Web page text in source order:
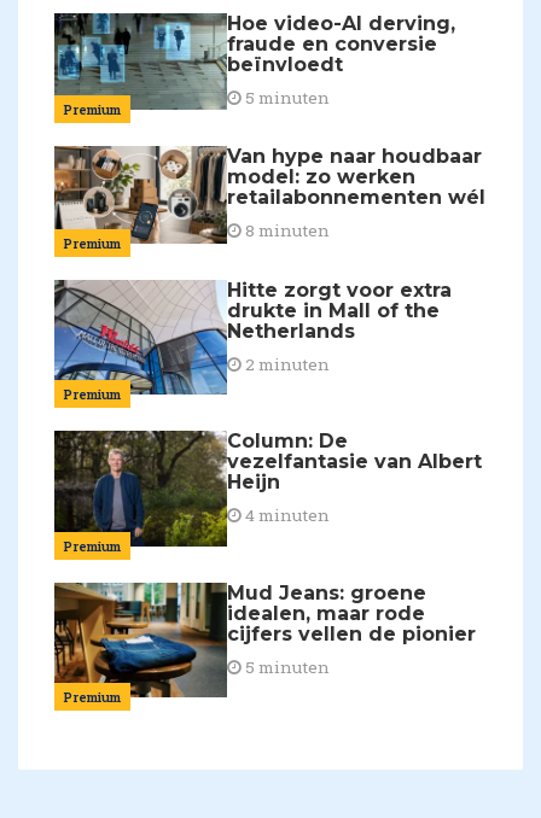
Premium
Hoe video-AI derving,
fraude en conversie
beïnvloedt
5 minuten
Premium
Van hype naar houdbaar
model: zo werken
retailabonnementen wél
8 minuten
Premium
Hitte zorgt voor extra
drukte in Mall of the
Netherlands
2 minuten
Premium
Column: De
vezelfantasie van Albert
Heijn
4 minuten
Premium
Mud Jeans: groene
idealen, maar rode
cijfers vellen de pionier
5 minuten